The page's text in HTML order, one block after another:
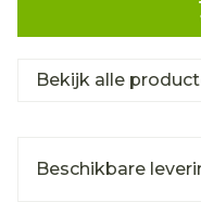
Bekijk alle
Beschikbare